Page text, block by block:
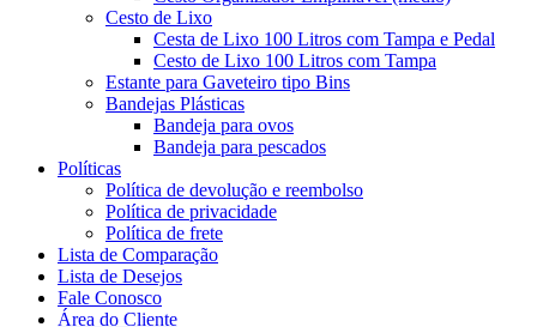
Cesto de Lixo
Cesta de Lixo 100 Litros com Tampa e Pedal
Cesto de Lixo 100 Litros com Tampa
Estante para Gaveteiro tipo Bins
Bandejas Plásticas
Bandeja para ovos
Bandeja para pescados
Políticas
Política de devolução e reembolso
Política de privacidade
Política de frete
Lista de Comparação
Lista de Desejos
Fale Conosco
Área do Cliente